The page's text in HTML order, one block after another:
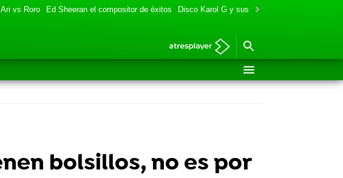
vs Roro Ed Sheeran el compositor de éxitos Disco Karol G y sus colaboraciones
bolsillos, no es por